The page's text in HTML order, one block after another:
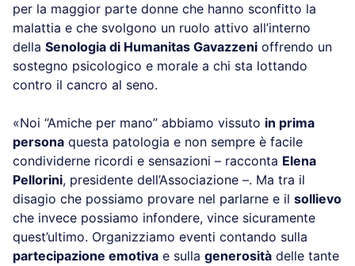
per la maggior parte donne che hanno sconfitto la
malattia e che svolgono un ruolo attivo all’interno
della Senologia di Humanitas Gavazzeni offrendo un
sostegno psicologico e morale a chi sta lottando
contro il cancro al seno.
«Noi “Amiche per mano” abbiamo vissuto in prima
persona questa patologia e non sempre è facile
condividerne ricordi e sensazioni – racconta Elena
Pellorini, presidente dell’Associazione –. Ma tra il
disagio che possiamo provare nel parlarne e il sollievo
che invece possiamo infondere, vince sicuramente
quest’ultimo. Organizziamo eventi contando sulla
partecipazione emotiva e sulla generosità delle tante